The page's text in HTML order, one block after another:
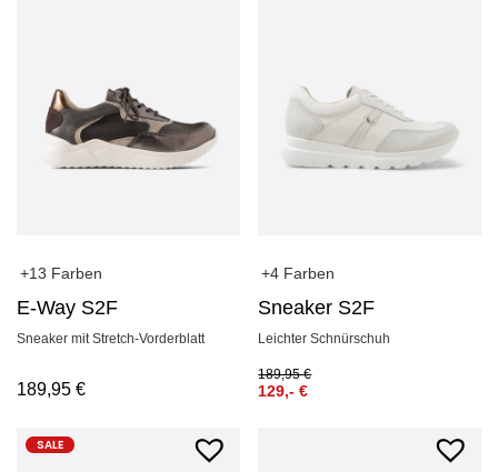
+13 Farben
E-Way S2F
Sneaker mit Stretch-Vorderblatt
189,95 €
+4 Farben
Sneaker S2F
Leichter Schnürschuh
189,95€
129,-€
SALE